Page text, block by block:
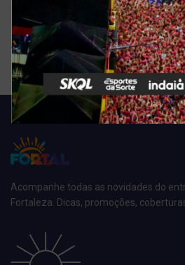
Ver
Arquivo de enquete
Acompanhe todas as novidades do
Fortaleza. Dicas, promoções,